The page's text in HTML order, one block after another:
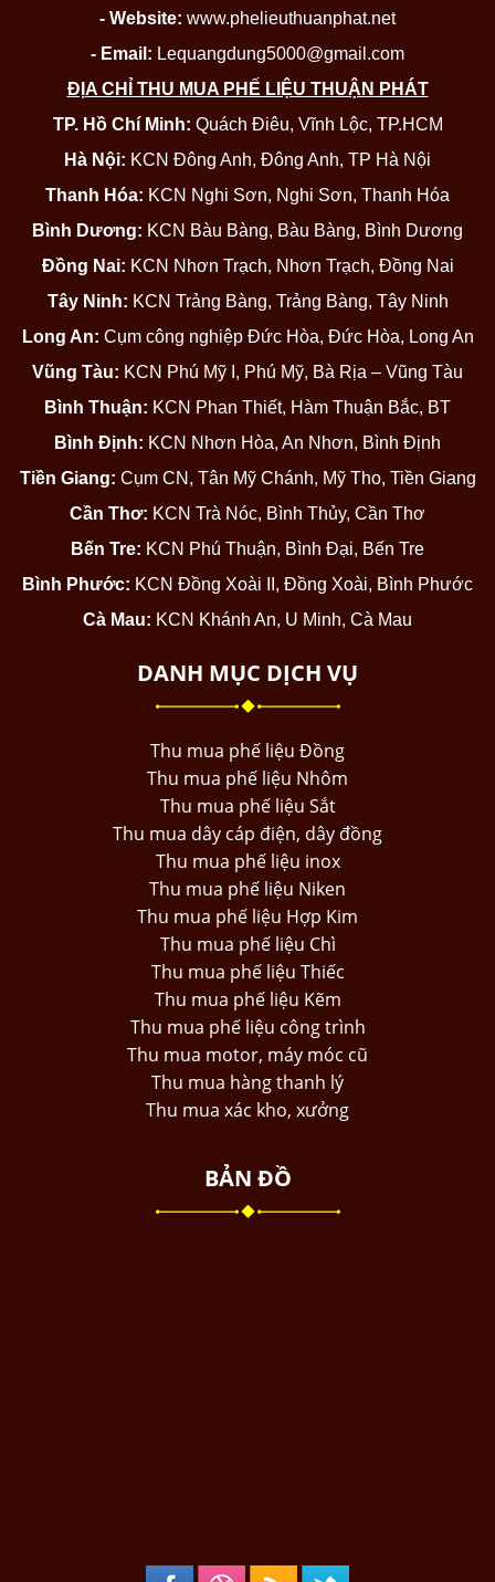
- Website: www.phelieuthuanphat.net
- Email: Lequangdung5000@gmail.com
ĐỊA CHỈ THU MUA PHẾ LIỆU THUẬN PHÁT
TP. Hồ Chí Minh: Quách Điêu, Vĩnh Lộc, TP.HCM
Hà Nội: KCN Đông Anh, Đông Anh, TP Hà Nội
Thanh Hóa: KCN Nghi Sơn, Nghi Sơn, Thanh Hóa
Bình Dương: KCN Bàu Bàng, Bàu Bàng, Bình Dương
Đồng Nai: KCN Nhơn Trạch, Nhơn Trạch, Đồng Nai
Tây Ninh: KCN Trảng Bàng, Trảng Bàng, Tây Ninh
Long An: Cụm công nghiệp Đức Hòa, Đức Hòa, Long An
Vũng Tàu: KCN Phú Mỹ I, Phú Mỹ, Bà Rịa – Vũng Tàu
Bình Thuận: KCN Phan Thiết, Hàm Thuận Bắc, BT
Bình Định: KCN Nhơn Hòa, An Nhơn, Bình Định
Tiền Giang: Cụm CN, Tân Mỹ Chánh, Mỹ Tho, Tiền Giang
Cần Thơ: KCN Trà Nóc, Bình Thủy, Cần Thơ
Bến Tre: KCN Phú Thuận, Bình Đại, Bến Tre
Bình Phước: KCN Đồng Xoài II, Đồng Xoài, Bình Phước
Cà Mau: KCN Khánh An, U Minh, Cà Mau
DANH MỤC DỊCH VỤ
Thu mua phế liệu Đồng
Thu mua phế liệu Nhôm
Thu mua phế liệu Sắt
Thu mua dây cáp điện, dây đồng
Thu mua phế liệu inox
Thu mua phế liệu Niken
Thu mua phế liệu Hợp Kim
Thu mua phế liệu Chì
Thu mua phế liệu Thiếc
Thu mua phế liệu Kẽm
Thu mua phế liệu công trình
Thu mua motor, máy móc cũ
Thu mua hàng thanh lý
Thu mua xác kho, xưởng
BẢN ĐỒ